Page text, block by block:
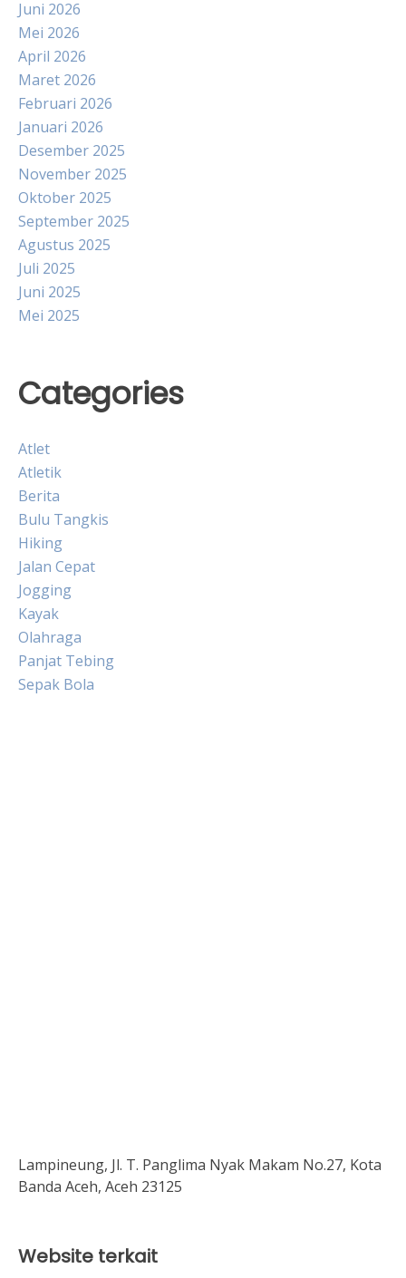
Juni 2026
Mei 2026
April 2026
Maret 2026
Februari 2026
Januari 2026
Desember 2025
November 2025
Oktober 2025
September 2025
Agustus 2025
Juli 2025
Juni 2025
Mei 2025
Categories
Atlet
Atletik
Berita
Bulu Tangkis
Hiking
Jalan Cepat
Jogging
Kayak
Olahraga
Panjat Tebing
Sepak Bola
Lampineung, Jl. T. Panglima Nyak Makam No.27, Kota
Banda Aceh, Aceh 23125
Website terkait